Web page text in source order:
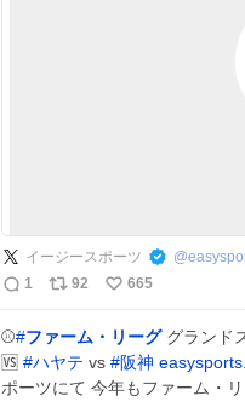
イージースポーツ @
1
92 665
⚾️#ファーム・リーググランド
🆚 #ハヤテ vs #阪神
ポーツにて 今年もファーム・